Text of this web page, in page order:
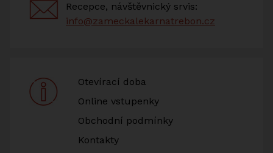
Recepce, návštěvnický srvis:
info@zameckalekarnatrebon.cz
Otevírací doba
Online vstupenky
Obchodní podmínky
Kontakty